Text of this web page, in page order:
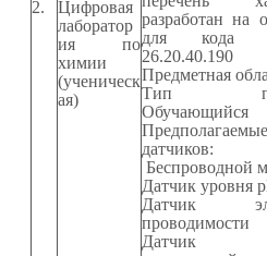
2.
Цифровая
лаборатор
ия по
химии
(ученическ
ая)
разработан на
для
26.20.40.190
Предметная
Тип
Обучающийся
датчиков:
Беспроводной
Датчик уровня
Датчик
проводимости
Датчик